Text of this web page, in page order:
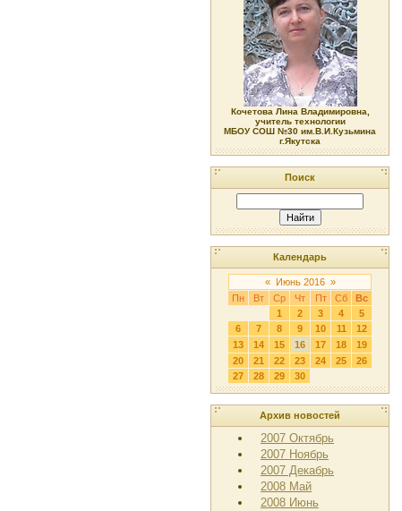
Кочетова Лина Владимировна,
учитель технологии
МБОУ СОШ №30 им.В.И.Кузьмина
г.Якутска
Поиск
Календарь
« Июнь 2016 »
Пн
Вт Ср Чт Пт Сб
Вс
1
2 3 4
5
6
7 8 9 10 11
12
13
14 15 16 17 18
19
20
21 22 23 24 25
26
27
28 29 30
Архив новостей
2007 Октябрь
2007 Ноябрь
2007 Декабрь
2008 Май
2008 Июнь